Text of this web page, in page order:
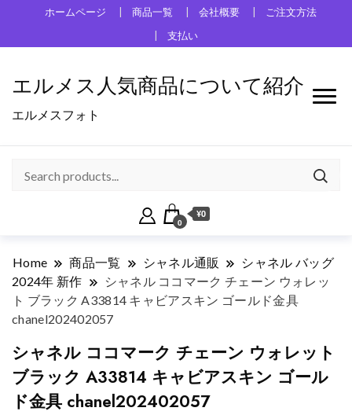
ホームページ 商品一覧 会社概要
ご注文方法
支払い
エルメス人気商品について紹介
エルメスフォト
0
¥0
Home 商品一覧 シャネル通販
シャネル バッグ
2024年 新作
シャネル ココマーク チェーン ウォレッ
ト ブラック A33814 キャビアスキン ゴールド金具
chanel202402057
シャネル ココマーク チェーン ウォレット
ブラック A33814 キャビアスキン ゴール
ド金具 chanel202402057